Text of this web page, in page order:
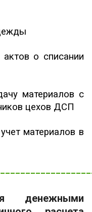
о списании
материалов с
цехов ДСП
материалов в
денежными